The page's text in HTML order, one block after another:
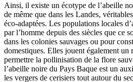
Ainsi, il existe un écotype de l’abeille
de même que dans les Landes,
éco-adaptées. Les populations locales
par l’homme depuis des siècles que ce
dans les colonies sauvages ou pour
domestiques. Elles jouent également un
permettre la pollinisation de la flore
l’abeille noire du Pays Baque est un
les vergers de cerisiers tout autour du